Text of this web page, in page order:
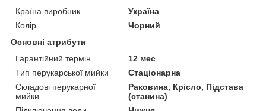
Країна виробник
Україна
Колір
Чорний
Основні атрибути
Гарантійний термін
12 мес
Тип перукарської мийки
Стаціонарна
Складові перукарної
мийки
Раковина, Крісло, Підстава
(станина)